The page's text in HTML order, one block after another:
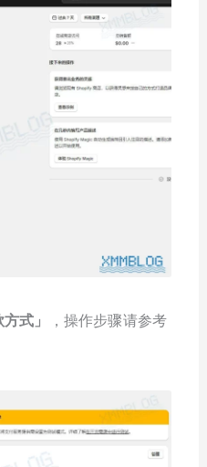
方式 」
，操作步骤请参考